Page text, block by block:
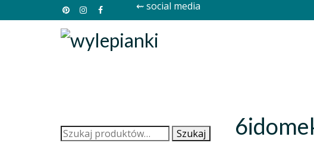
⇜ social media
Szukaj: Szukaj